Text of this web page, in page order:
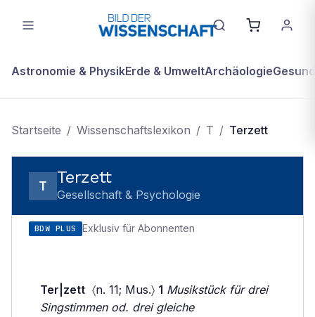
Astronomie & PhysikErde & UmweltArchäologie
Startseite / Wissenschaftslexikon / T / Terzett
T Terzett
Gesellschaft & Psychologie
BDW PLUS Exklusiv für Abonnenten
Ter|zett 〈n. 11; Mus.〉 1 Musikstück für drei
Singstimmen od. drei gleiche